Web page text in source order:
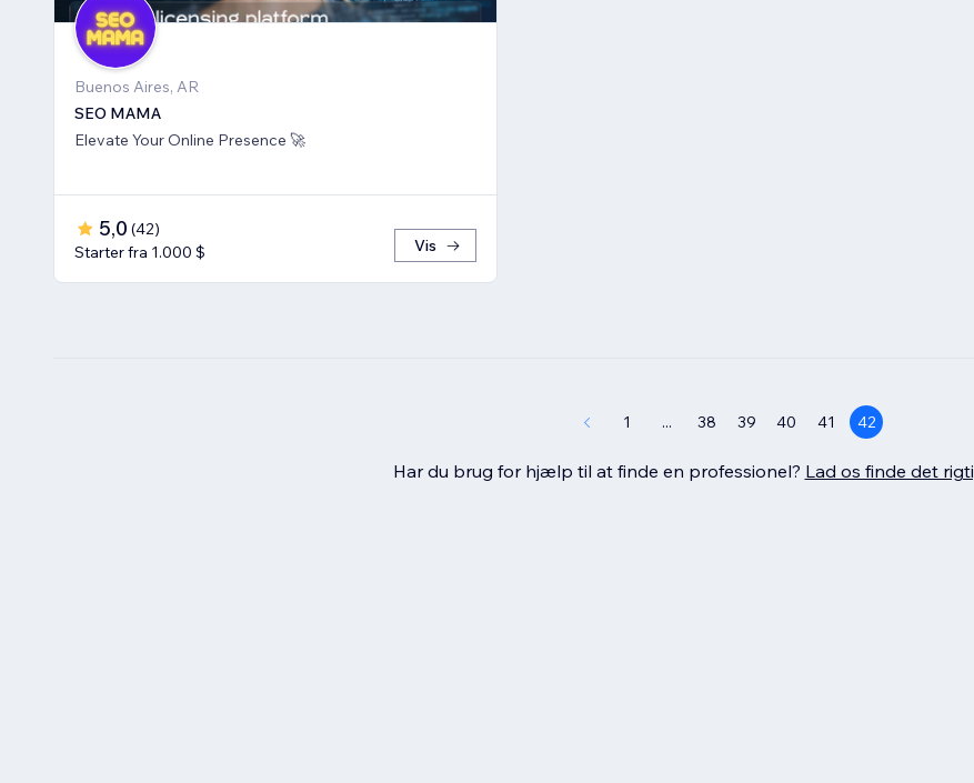
Buenos Aires, AR
SEO MAMA
Elevate Your Online Presence 🚀
5,0 (42)
Starter fra 1.000 $
Vis
1 ... 38 39 40 41 42
Har du brug for hjælp til at finde en professionel? Lad os finde det